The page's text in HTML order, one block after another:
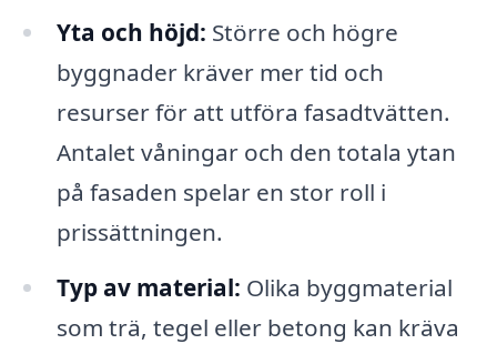
Yta och höjd: Större och högre
byggnader kräver mer tid och
resurser för att utföra fasadtvätten.
Antalet våningar och den totala ytan
på fasaden spelar en stor roll i
prissättningen.
Typ av material: Olika byggmaterial
som trä, tegel eller betong kan kräva